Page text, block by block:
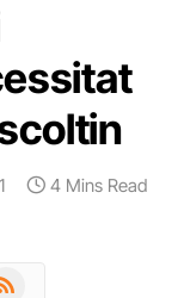
4 Mins Read